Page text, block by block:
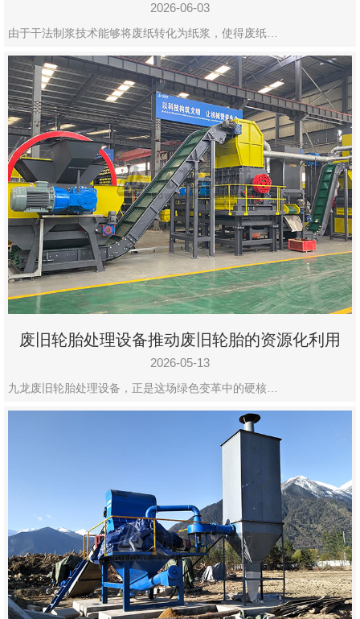
2026-06-03
由于干法制浆技术能够将废纸转化为纸浆，使得废纸…
废旧轮胎处理设备推动废旧轮胎的资源化利用
2026-05-13
九龙废旧轮胎处理设备，正是这场绿色变革中的硬核…